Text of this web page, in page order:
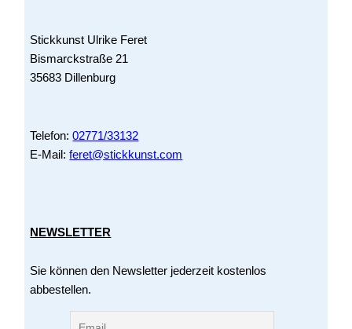
Stickkunst Ulrike Feret
Bismarckstraße 21
35683 Dillenburg
Telefon:02771/33132
E-Mail:feret@stickkunst.com
NEWSLETTER
Sie können den Newsletter jederzeit kostenlos
abbestellen.